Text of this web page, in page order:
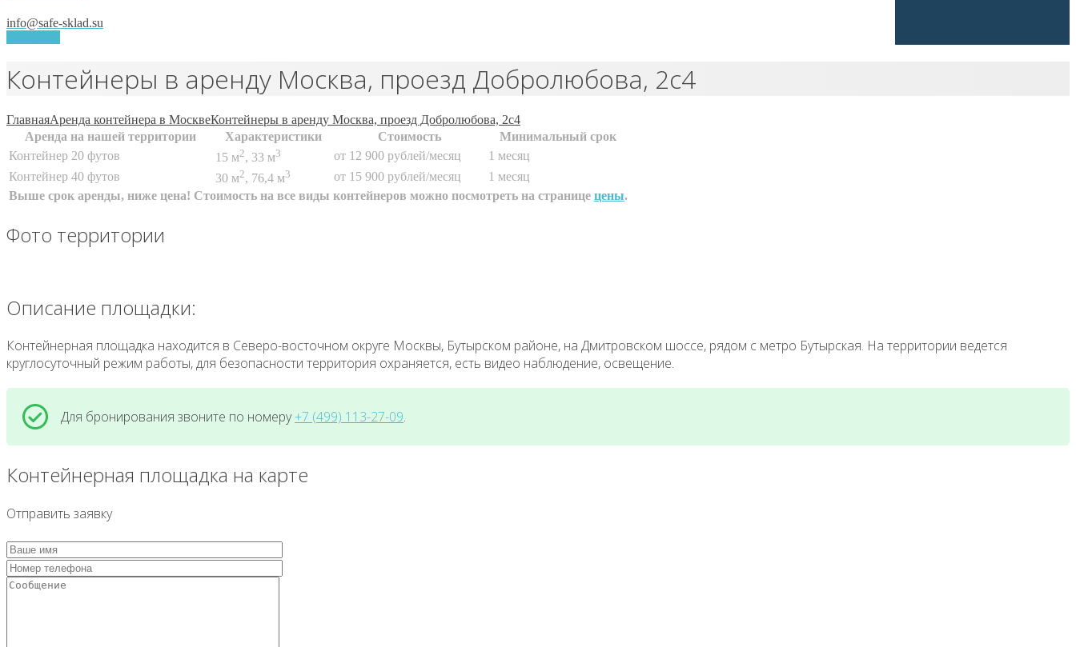
info@safe-sklad.su
Контейнеры в аренду Москва, проезд Добролюбова, 2с4
ГлавнаяАренда контейнера в МосквеКонтейнеры в аренду Москва, проезд Добролюбова, 2с4
Аренда на нашей территории
Характеристики Стоимость
Минимальный срок
Контейнер 20 футов
15 м2, 33 м3 от 12 900 рублей/месяц
1 месяц
Контейнер 40 футов
30 м2, 76,4 м3 от 15 900 рублей/месяц
1 месяц
Выше срок аренды, ниже цена! Стоимость на все виды контейнеров можно посмотреть на странице цены.
Фото территории
Описание площадки:
Контейнерная площадка находится в Северо-восточном округе Москвы, Бутырском районе, на Дмитровском шоссе, рядом с метро Бутырская. На территории ведется
круглосуточный режим работы, для безопасности территория охраняется, есть видео наблюдение, освещение.
Для бронирования звоните по номеру+7 (499) 113-27-09.
Контейнерная площадка на карте
Отправить заявку